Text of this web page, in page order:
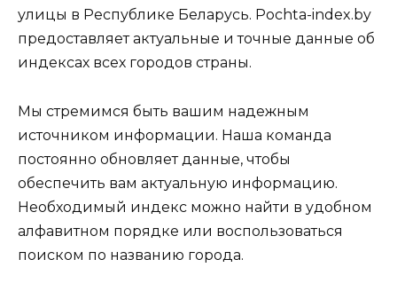
улицы в Республике Беларусь. Pochta-index.by
предоставляет актуальные и точные данные об
индексах всех городов страны.
Мы стремимся быть вашим надежным
источником информации. Наша команда
постоянно обновляет данные, чтобы
обеспечить вам актуальную информацию.
Необходимый индекс можно найти в удобном
алфавитном порядке или воспользоваться
поиском по названию города.